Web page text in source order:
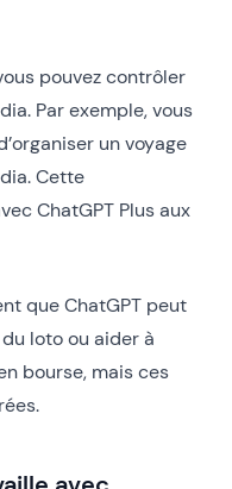
pouvez contrôler
Par exemple, vous
un voyage
Cette
ChatGPT Plus aux
que ChatGPT peut
loto ou aider à
bourse, mais ces